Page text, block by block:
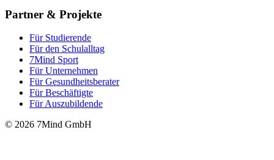
Partner & Projekte
Für Stu­die­rende
Für den Schulalltag
7Mind Sport
Für Unter­neh­men
Für Gesund­heits­be­ra­ter
Für Beschäftigte
Für Auszubildende
© 2026 7Mind GmbH